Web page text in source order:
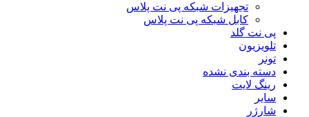
تجهیزات شبکه پی نت پلاس
کابل شبکه پی نت پلاس
پی نت گلد
تلویزیون
تونر
دسته بندی نشده
رینگ لایت
سایر
شارژر